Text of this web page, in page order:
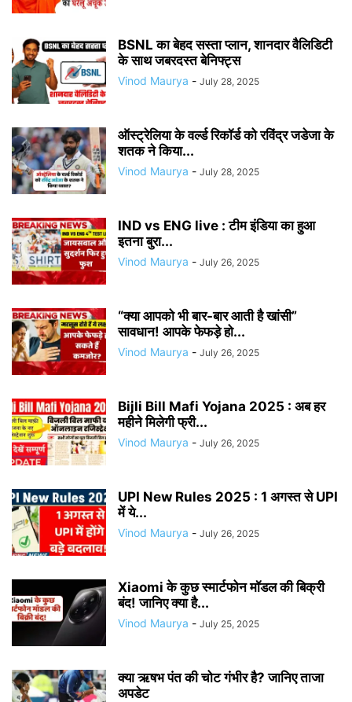
BSNL का बेहद सस्ता प्लान, शानदार वैलिडिटी
के साथ जबरदस्त बेनिफ्ट्स
Vinod Maurya - July 28, 2025
ऑस्ट्रेलिया के वर्ल्ड रिकॉर्ड को रविंद्र जडेजा के
शतक ने किया...
Vinod Maurya - July 28, 2025
IND vs ENG live : टीम इंडिया का हुआ
इतना बुरा...
Vinod Maurya - July 26, 2025
“क्या आपको भी बार-बार आती है खांसी”
सावधान! आपके फेफड़े हो...
Vinod Maurya - July 26, 2025
Bijli Bill Mafi Yojana 2025 : अब हर
महीने मिलेगी फ्री...
Vinod Maurya - July 26, 2025
UPI New Rules 2025 : 1 अगस्त से UPI
में ये...
Vinod Maurya - July 26, 2025
Xiaomi के कुछ स्मार्टफोन मॉडल की बिक्री
बंद! जानिए क्या है...
Vinod Maurya - July 25, 2025
क्या ऋषभ पंत की चोट गंभीर है? जानिए ताजा
अपडेट